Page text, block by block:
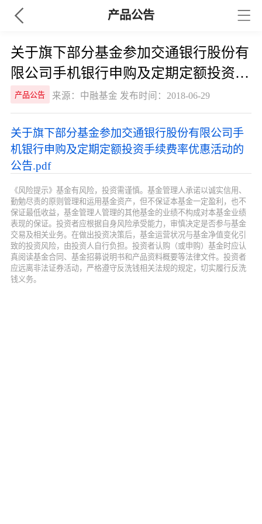
产品公告
关于旗下部分基金参加交通银行股份有
限公司手机银行申购及定期定额投资手
续费率优惠活动的公告
产品公告 来源：中融基金 发布时间：2018-06-29
关于旗下部分基金参加交通银行股份有限公司手
机银行申购及定期定额投资手续费率优惠活动的
公告.pdf
《风险提示》基金有风险，投资需谨慎。基金管理人承诺以诚实信用、
勤勉尽责的原则管理和运用基金资产，但不保证本基金一定盈利，也不
保证最低收益，基金管理人管理的其他基金的业绩不构成对本基金业绩
表现的保证。投资者应根据自身风险承受能力，审慎决定是否参与基金
交易及相关业务。在做出投资决策后，基金运营状况与基金净值变化引
致的投资风险，由投资人自行负担。投资者认购（或申购）基金时应认
真阅读基金合同、基金招募说明书和产品资料概要等法律文件。投资者
应远离非法证券活动，严格遵守反洗钱相关法规的规定，切实履行反洗
钱义务。